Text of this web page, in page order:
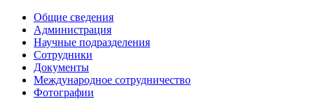
Общие сведения
Администрация
Научные подразделения
Сотрудники
Документы
Международное сотрудничество
Фотографии